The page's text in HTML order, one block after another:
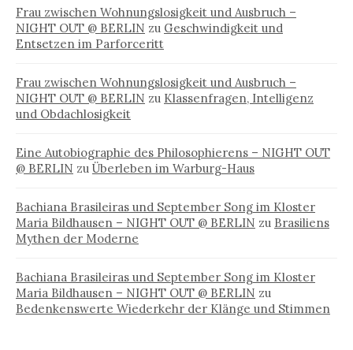
Frau zwischen Wohnungslosigkeit und Ausbruch –
NIGHT OUT @ BERLIN zu Geschwindigkeit und
Entsetzen im Parforceritt
Frau zwischen Wohnungslosigkeit und Ausbruch –
NIGHT OUT @ BERLIN zu Klassenfragen, Intelligenz
und Obdachlosigkeit
Eine Autobiographie des Philosophierens – NIGHT OUT
@ BERLIN zu Überleben im Warburg-Haus
Bachiana Brasileiras und September Song im Kloster
Maria Bildhausen – NIGHT OUT @ BERLIN zu Brasiliens
Mythen der Moderne
Bachiana Brasileiras und September Song im Kloster
Maria Bildhausen – NIGHT OUT @ BERLIN zu
Bedenkenswerte Wiederkehr der Klänge und Stimmen